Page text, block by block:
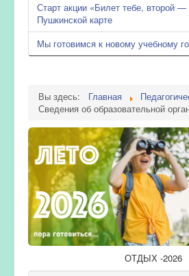
Старт акции «Билет тебе, второй —
Пушкинской карте
Мы готовимся к новому учебному
Вы здесь: Главная
Сведения об образовательной
ОТДЫХ -2026